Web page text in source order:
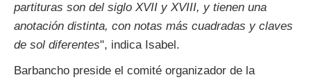
partituras son del siglo XVII y XVIII, y tienen una
anotación distinta, con notas más cuadradas y claves
de sol diferentes", indica Isabel.
Barbancho preside el comité organizador de la